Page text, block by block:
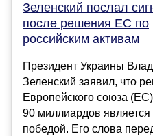
Зеленский послал
после решения ЕС по
российским активам
Президент Украины
Зеленский заявил, что
Европейского союза
90 миллиардов
победой. Его слова